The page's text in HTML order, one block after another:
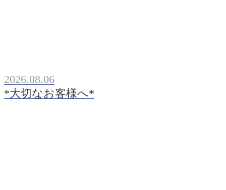
2026.08.06
*大切なお客様へ*